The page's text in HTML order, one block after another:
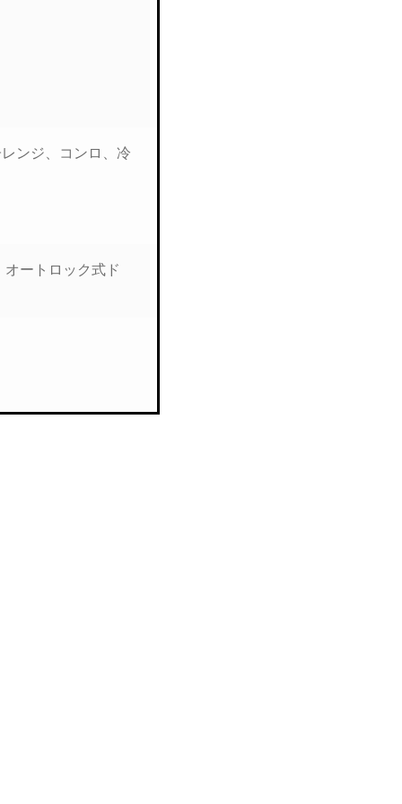
ンジ、コンロ、冷
ートロック式ド